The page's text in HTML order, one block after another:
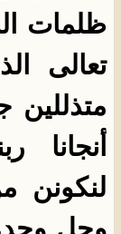
ظلمات
تعالى
متذللين
لنكونن